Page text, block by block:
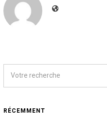
RÉCEMMENT